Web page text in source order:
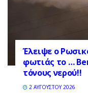
Έλειψε ο
φωτιάς το …
τόνους νερού!!
2 ΑΥΓΟΎΣΤΟΥ 2026